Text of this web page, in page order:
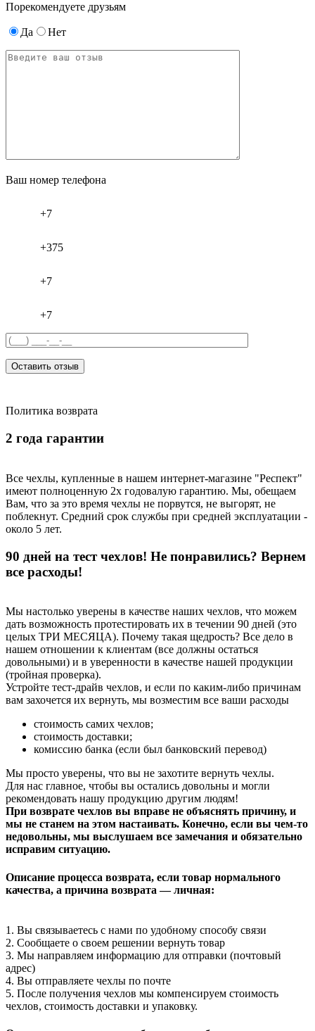
Порекомендуете друзьям
Да Нет
Ваш номер телефона
+7
+375
+7
+7
Оставить отзыв
Политика возврата
2 года гарантии
Все чехлы, купленные в нашем интернет-магазине "Респект"
имеют полноценную 2х годовалую гарантию. Мы, обещаем
Вам, что за это время чехлы не порвутся, не выгорят, не
поблекнут. Средний срок службы при средней эксплуатации -
около 5 лет.
90 дней на тест чехлов! Не понравились? Вернем
все расходы!
Мы настолько уверены в качестве наших чехлов, что можем
дать возможность протестировать их в течении 90 дней (это
целых ТРИ МЕСЯЦА). Почему такая щедрость? Все дело в
нашем отношении к клиентам (все должны остаться
довольными) и в уверенности в качестве нашей продукции
(тройная проверка).
Устройте тест-драйв чехлов, и если по каким-либо причинам
вам захочется их вернуть, мы возместим все ваши расходы
стоимость самих чехлов;
стоимость доставки;
комиссию банка (если был банковский перевод)
Мы просто уверены, что вы не захотите вернуть чехлы.
Для нас главное, чтобы вы остались довольны и могли
рекомендовать нашу продукцию другим людям!
При возврате чехлов вы вправе не объяснять причину, и
мы не станем на этом настаивать. Конечно, если вы чем-то
недовольны, мы выслушаем все замечания и обязательно
исправим ситуацию.
Описание процесса возврата, если товар нормального
качества, а причина возврата — личная:
1. Вы связываетесь с нами по удобному способу связи
2. Сообщаете о своем решении вернуть товар
3. Мы направляем информацию для отправки (почтовый
адрес)
4. Вы отправляете чехлы по почте
5. После получения чехлов мы компенсируем стоимость
чехлов, стоимость доставки и упаковку.